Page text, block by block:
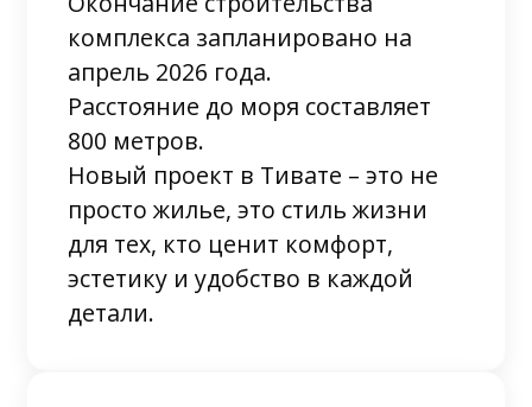
комплекса запланировано на
апрель 2026 года.
Расстояние до моря составляет
800 метров.
Новый проект в Тивате – это не
просто жилье, это стиль жизни
для тех, кто ценит комфорт,
эстетику и удобство в каждой
детали.